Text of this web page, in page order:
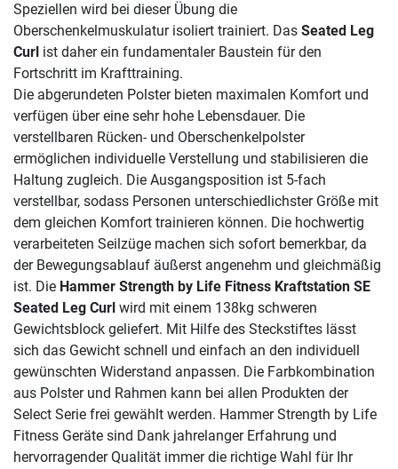
Speziellen wird bei dieser Übung die
Oberschenkelmuskulatur isoliert trainiert. Das Seated Leg
Curl ist daher ein fundamentaler Baustein für den
Fortschritt im Krafttraining.
Die abgerundeten Polster bieten maximalen Komfort und
verfügen über eine sehr hohe Lebensdauer. Die
verstellbaren Rücken- und Oberschenkelpolster
ermöglichen individuelle Verstellung und stabilisieren die
Haltung zugleich. Die Ausgangsposition ist 5-fach
verstellbar, sodass Personen unterschiedlichster Größe mit
dem gleichen Komfort trainieren können. Die hochwertig
verarbeiteten Seilzüge machen sich sofort bemerkbar, da
der Bewegungsablauf äußerst angenehm und gleichmäßig
ist. Die Hammer Strength by Life Fitness Kraftstation SE
Seated Leg Curl wird mit einem 138kg schweren
Gewichtsblock geliefert. Mit Hilfe des Steckstiftes lässt
sich das Gewicht schnell und einfach an den individuell
gewünschten Widerstand anpassen. Die Farbkombination
aus Polster und Rahmen kann bei allen Produkten der
Select Serie frei gewählt werden. Hammer Strength by Life
Fitness Geräte sind Dank jahrelanger Erfahrung und
hervorragender Qualität immer die richtige Wahl für Ihr